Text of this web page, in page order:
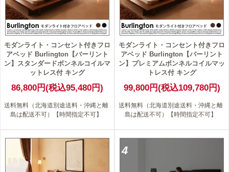
モダンライト・コンセント付きフロ
アベッド Burlington【バーリント
ン】スタンダードボンネルコイルマ
ットレス付 キング
86,800円(税込95,480円)
送料無料（北海道別途送料・沖縄と離
島は配送不可）【時間指定不可】
モダンライト・コンセント付きフロ
アベッド Burlington【バーリント
ン】プレミアムボンネルコイルマッ
トレス付 キング
99,800円(税込109,780円)
送料無料（北海道別途送料・沖縄と離
島は配送不可）【時間指定不可】
4